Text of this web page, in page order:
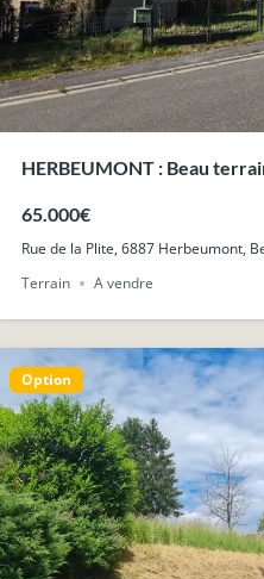
HERBEUMONT : Beau
65.000€
Rue de la Plite, 6887 Herbeumont,
Terrain
A vendre
Option